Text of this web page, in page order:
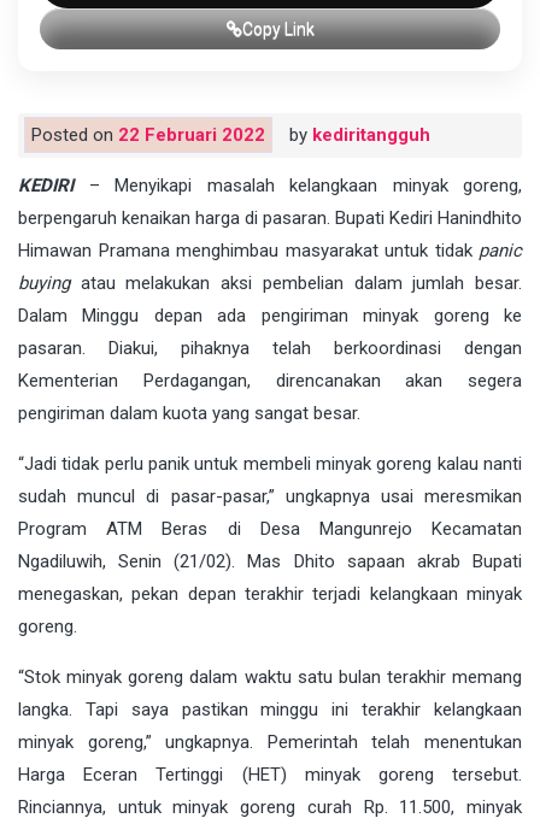
Copy Link
Posted on 22 Februari 2022 by kediritangguh
KEDIRI– Menyikapi masalah kelangkaan minyak goreng,
berpengaruh kenaikan harga di pasaran. Bupati Kediri Hanindhito
Himawan Pramana menghimbau masyarakat untuk tidak panic
buyingatau melakukan aksi pembelian dalam jumlah besar.
Dalam Minggu depan ada pengiriman minyak goreng ke
pasaran. Diakui, pihaknya telah berkoordinasi dengan
Kementerian Perdagangan, direncanakan akan segera
pengiriman dalam kuota yang sangat besar.
“Jadi tidak perlu panik untuk membeli minyak goreng kalau nanti
sudah muncul di pasar-pasar,” ungkapnya usai meresmikan
Program ATM Beras di Desa Mangunrejo Kecamatan
Ngadiluwih, Senin (21/02). Mas Dhito sapaan akrab Bupati
menegaskan, pekan depan terakhir terjadi kelangkaan minyak
goreng.
“Stok minyak goreng dalam waktu satu bulan terakhir memang
langka. Tapi saya pastikan minggu ini terakhir kelangkaan
minyak goreng,” ungkapnya. Pemerintah telah menentukan
Harga Eceran Tertinggi (HET) minyak goreng tersebut.
Rinciannya, untuk minyak goreng curah Rp. 11.500, minyak